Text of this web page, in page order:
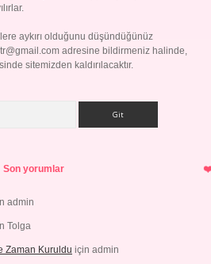
aykırı olduğunu düşündüğünüz
adresine bildirmeniz halinde,
sitemizden kaldırılacaktır.
Son yorumlar
admin
Tolga
Zaman Kuruldu için admin